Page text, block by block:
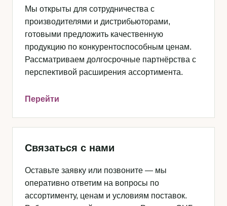
Мы открыты для сотрудничества с
производителями и дистрибьюторами,
готовыми предложить качественную
продукцию по конкурентоспособным ценам.
Рассматриваем долгосрочные партнёрства с
перспективой расширения ассортимента.
Перейти
Связаться с нами
Оставьте заявку или позвоните — мы
оперативно ответим на вопросы по
ассортименту, ценам и условиям поставок.